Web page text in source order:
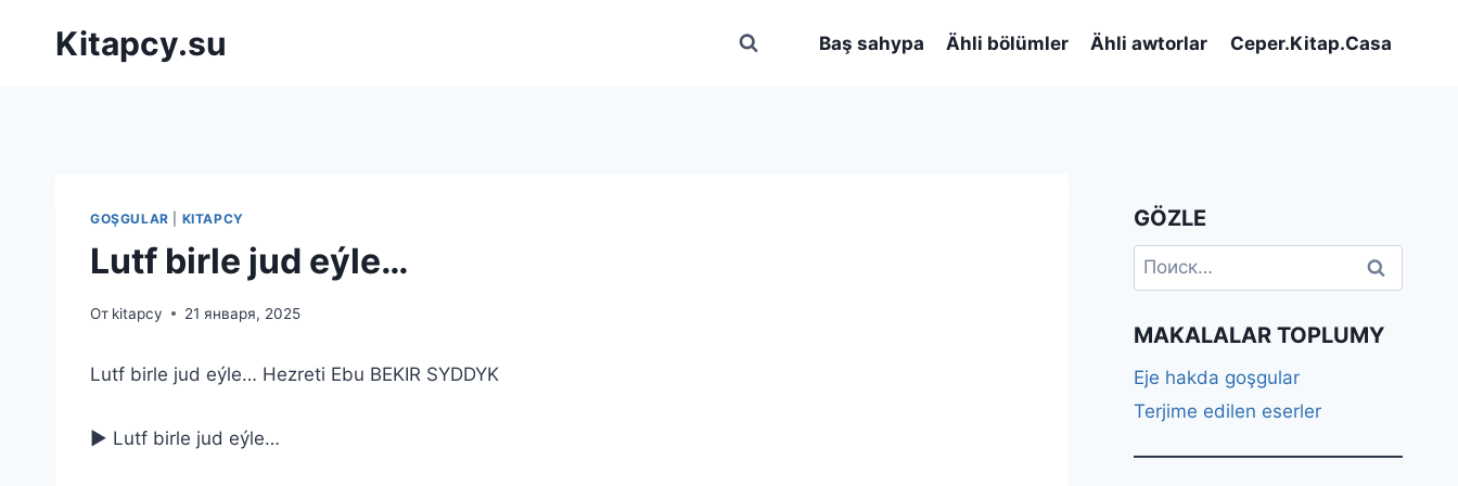
Kitapcy.su Baş sahypa Ähli bölümler Ähli awtorlar Ceper.Kitap.Casa
GOŞGULAR KITAPCY
Lutf birle jud eýle…
От kitapcy 21 января, 2025
Lutf birle jud eýle… Hezreti Ebu BEKIR SYDDYK
▶ Lutf birle jud eýle…
GÖZLE
Найти:
MAKALALAR TOPLUMY
Eje hakda goşgular
Terjime edilen eserler